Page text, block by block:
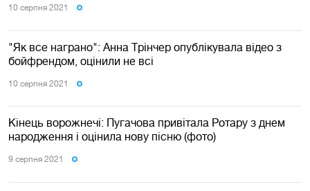
10 серпня 2021
"Як все награно": Анна Трінчер опублікувала відео з
бойфрендом, оцінили не всі
10 серпня 2021
Кінець ворожнечі: Пугачова привітала Ротару з днем
народження і оцінила нову пісню (фото)
9 серпня 2021